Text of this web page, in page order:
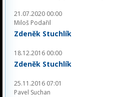
21.07.2020 00:00
Miloš Podařil
Zdeněk Stuchlík
18.12.2016 00:00
Zdeněk Stuchlík
25.11.2016 07:01
Pavel Suchan